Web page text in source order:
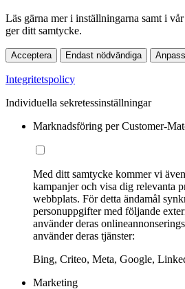
Läs gärna mer i inställningarna samt i vår
ger ditt samtycke.
Acceptera Endast nödvändiga
Integritetspolicy
Individuella sekretessinställningar
Marknadsföring per Customer-
Med ditt samtycke kommer vi
kampanjer och visa dig relevanta
webbplats. För detta ändamål
personuppgifter med följande
använder deras
använder deras tjänster:
Bing, Criteo, Meta, Google,
Marketing